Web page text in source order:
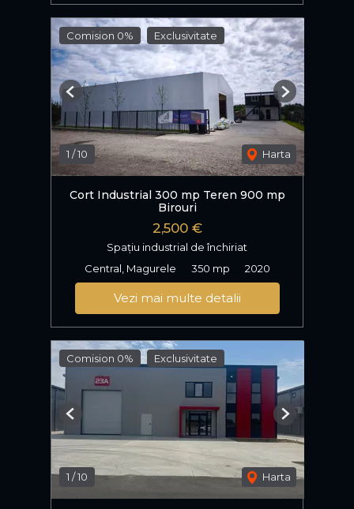
Comision 0% Exclusivitate
1 /10 Harta
Previous Next
Cort Industrial 300 mp Teren 900 mp
Birouri
2,500 €
Spațiu industrial de închiriat
Central, Magurele
350 mp 2020
Vezi mai multe detalii
Comision 0% Exclusivitate
1 /10 Harta
Previous Next